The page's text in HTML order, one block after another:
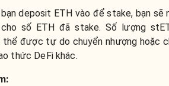
deposit ETH vào để stake, bạn sẽ
số ETH đã stake. Số lượng
thể được tự do chuyển nhượng hoặc
thức DeFi khác.